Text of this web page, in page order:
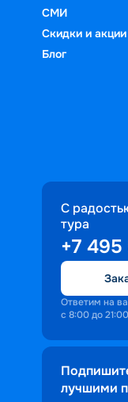
СМИ
Скидки и акции
Блог
С
тура
+7
Ответим на
с 8:00 до
лучшими